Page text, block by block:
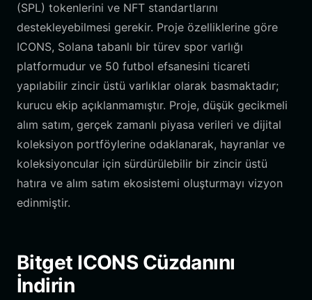
(SPL) tokenlerini ve NFT standartlarını
destekleyebilmesi gerekir. Proje özelliklerine göre
ICONS, Solana tabanlı bir türev spor varlığı
platformudur ve 50 futbol efsanesini ticareti
yapılabilir zincir üstü varlıklar olarak basmaktadır;
kurucu ekip açıklanmamıştır. Proje, düşük gecikmeli
alım satım, gerçek zamanlı piyasa verileri ve dijital
koleksiyon portföylerine odaklanarak, hayranlar ve
koleksiyoncular için sürdürülebilir bir zincir üstü
hatıra ve alım satım ekosistemi oluşturmayı vizyon
edinmiştir.
Bitget ICONS Cüzdanını
İndirin